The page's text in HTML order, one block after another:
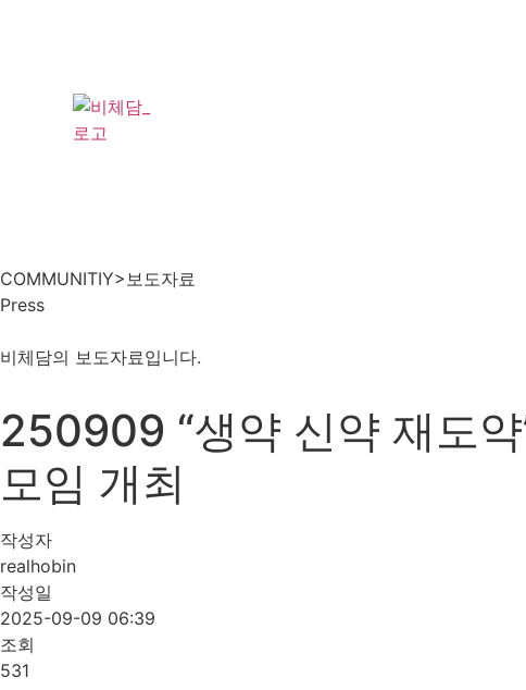
COMMUNITIY>보도자료
Press
비체담의 보도자료입니다.
250909 “생약 신약 재도약
모임 개최
작성자
realhobin
작성일
2025-09-09 06:39
조회
531